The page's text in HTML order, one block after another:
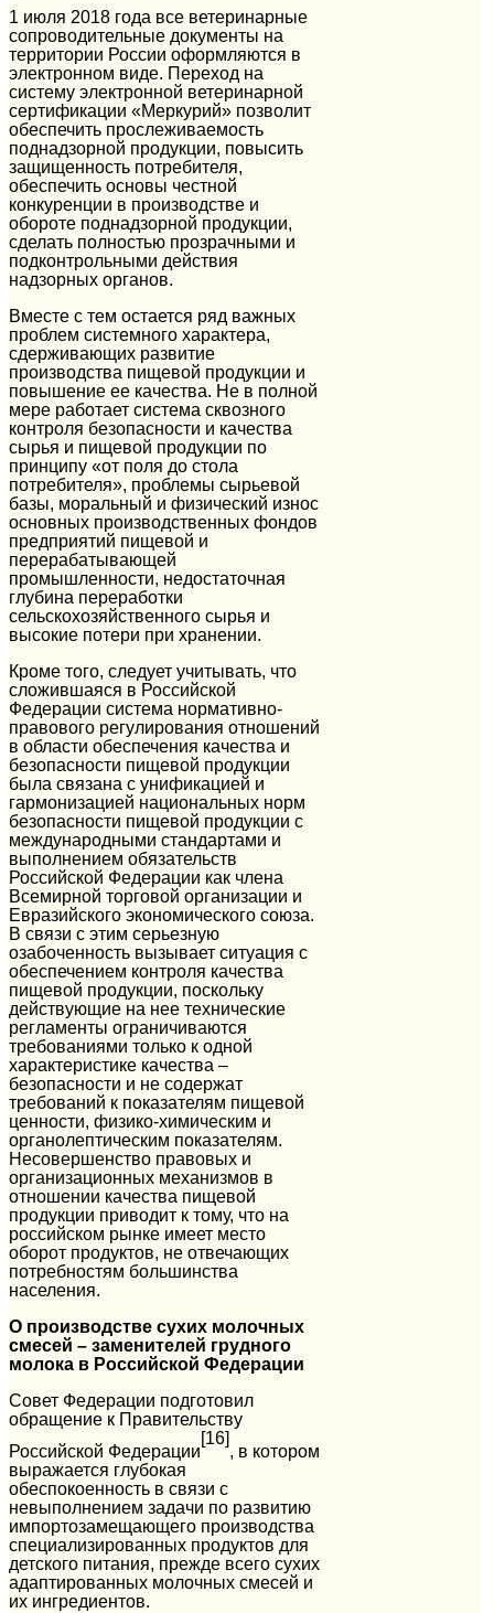
1 июля 2018 года все ветеринарные
сопроводительные документы на
территории России оформляются в
электронном виде. Переход на
систему электронной ветеринарной
сертификации «Меркурий» позволит
обеспечить прослеживаемость
поднадзорной продукции, повысить
защищенность потребителя,
обеспечить основы честной
конкуренции в производстве и
обороте поднадзорной продукции,
сделать полностью прозрачными и
подконтрольными действия
надзорных органов.
Вместе с тем остается ряд важных
проблем системного характера,
сдерживающих развитие
производства пищевой продукции и
повышение ее качества. Не в полной
мере работает система сквозного
контроля безопасности и качества
сырья и пищевой продукции по
принципу «от поля до стола
потребителя», проблемы сырьевой
базы, моральный и физический износ
основных производственных фондов
предприятий пищевой и
перерабатывающей
промышленности, недостаточная
глубина переработки
сельскохозяйственного сырья и
высокие потери при хранении.
Кроме того, следует учитывать, что
сложившаяся в Российской
Федерации система нормативно-
правового регулирования отношений
в области обеспечения качества и
безопасности пищевой продукции
была связана с унификацией и
гармонизацией национальных норм
безопасности пищевой продукции с
международными стандартами и
выполнением обязательств
Российской Федерации как члена
Всемирной торговой организации и
Евразийского экономического союза.
В связи с этим серьезную
озабоченность вызывает ситуация с
обеспечением контроля качества
пищевой продукции, поскольку
действующие на нее технические
регламенты ограничиваются
требованиями только к одной
характеристике качества –
безопасности и не содержат
требований к показателям пищевой
ценности, физико-химическим и
органолептическим показателям.
Несовершенство правовых и
организационных механизмов в
отношении качества пищевой
продукции приводит к тому, что на
российском рынке имеет место
оборот продуктов, не отвечающих
потребностям большинства
населения.
О производстве сухих молочных
смесей – заменителей грудного
молока в Российской Федерации
Совет Федерации подготовил
обращение к Правительству
Российской Федерации
[16]
, в котором
выражается глубокая
обеспокоенность в связи с
невыполнением задачи по развитию
импортозамещающего производства
специализированных продуктов для
детского питания, прежде всего сухих
адаптированных молочных смесей и
их ингредиентов.